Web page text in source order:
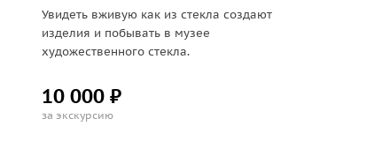
Увидеть вживую как из стекла создают
изделия и побывать в музее
художественного стекла.
10 000 ₽
за экскурсию